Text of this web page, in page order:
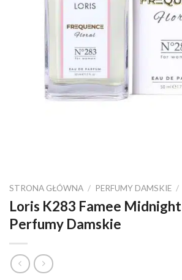
STRONA GŁÓWNA / PERFUMY DAMSKIE /
Loris K283 Famee
Perfumy Damskie